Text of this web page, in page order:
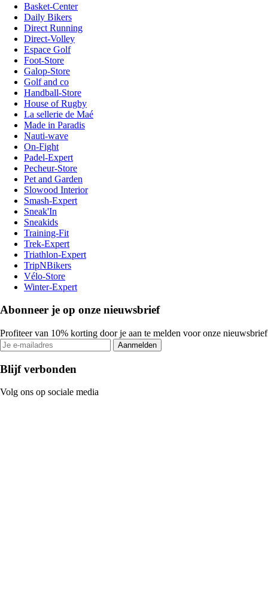
Basket-Center
Daily Bikers
Direct Running
Direct-Volley
Espace Golf
Foot-Store
Galop-Store
Golf and co
Handball-Store
House of Rugby
La sellerie de Maé
Made in Paradis
Nauti-wave
On-Fight
Padel-Expert
Pecheur-Store
Pet and Garden
Slowood Interior
Smash-Expert
Sneak'In
Sneakids
Training-Fit
Trek-Expert
Triathlon-Expert
TripNBikers
Vélo-Store
Winter-Expert
Abonneer je op onze nieuwsbrief
Profiteer van 10% korting door je aan te melden voor onze nieuwsbrief
Aanmelden
Blijf verbonden
Volg ons op sociale media